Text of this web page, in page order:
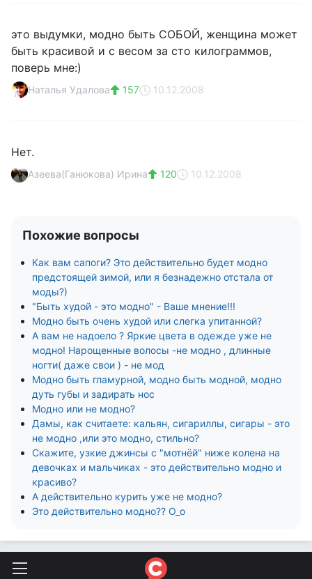
это выдумки, модно быть СОБОЙ, женщина может
быть красивой и с весом за сто килограммов,
поверь мне:)
Наталья Удалова 157 10.12.2008
Нет.
Азеева(Ганюкова) Ирина 120 10.12.2008
Похожие вопросы
Как вам сапоги? Это действительно будет модно
предстоящей зимой, или я безнадежно отстала от
моды?)
"Быть худой - это модно" - Ваше мнение!!!
Модно быть очень худой или слегка упитанной?
А вам не надоело ? Яркие цвета в одежде уже не
модно! Нарощенные волосы -не модно , длинные
ногти( даже свои ) - не мод
Модно быть гламурной, модно быть модной, модно
дуть губы и задирать нос
Модно или не модно?
Дамы, как считаете: кальян, сигариллы, сигары - это
не модно ,или это модно, стильно?
Скажите, узкие джинсы с "мотнёй" ниже колена на
девочках и мальчиках - это действительно модно и
красиво?
А действительно курить уже не модно?
Это действительно модно?? О_о